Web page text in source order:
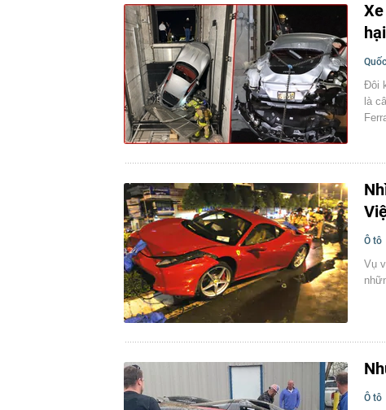
Đôi
là
Ô tô
Vụ
Ô tô